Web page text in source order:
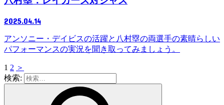
2025.04.14
アンソニー・デイビスの活躍と八村塁の両選手の素晴らしい
パフォーマンスの実況を聞き取ってみましょう。
1 2 ＞
検索: